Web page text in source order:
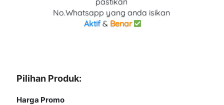
No.Whatsapp yang anda isikan
Aktif & Benar
Pilihan Produk:
Harga Promo